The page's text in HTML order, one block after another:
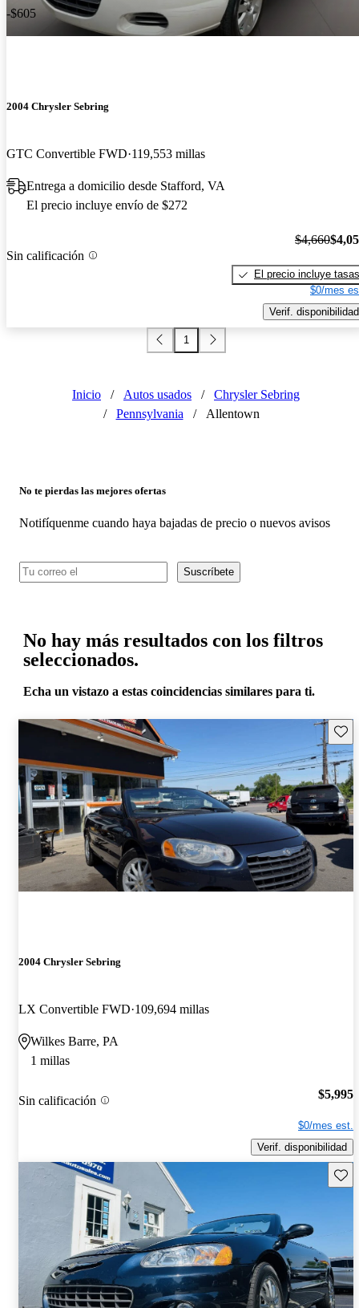
-$605
2004 Chrysler Sebring
GTC Convertible FWD 119,553 millas
Entrega a domicilio desde Stafford, VA
El precio incluye envío de $272
Sin calificación
$4,660
El precio incluye tasas
$0/mes
Verif. disponibilidad
1
Inicio / Autos usados /
Chrysler Sebring
/
Pennsylvania / Allentown
No te pierdas las mejores ofertas
Notifíquenme cuando haya bajadas de precio o nuevos avisos
Suscríbete
No hay más resultados con los filtros
seleccionados.
Echa un vistazo a estas coincidencias similares para ti.
2004 Chrysler Sebring
LX Convertible FWD 109,694 millas
Wilkes Barre, PA
1 millas
Sin calificación $5,995
$0/mes est.
Verif. disponibilidad